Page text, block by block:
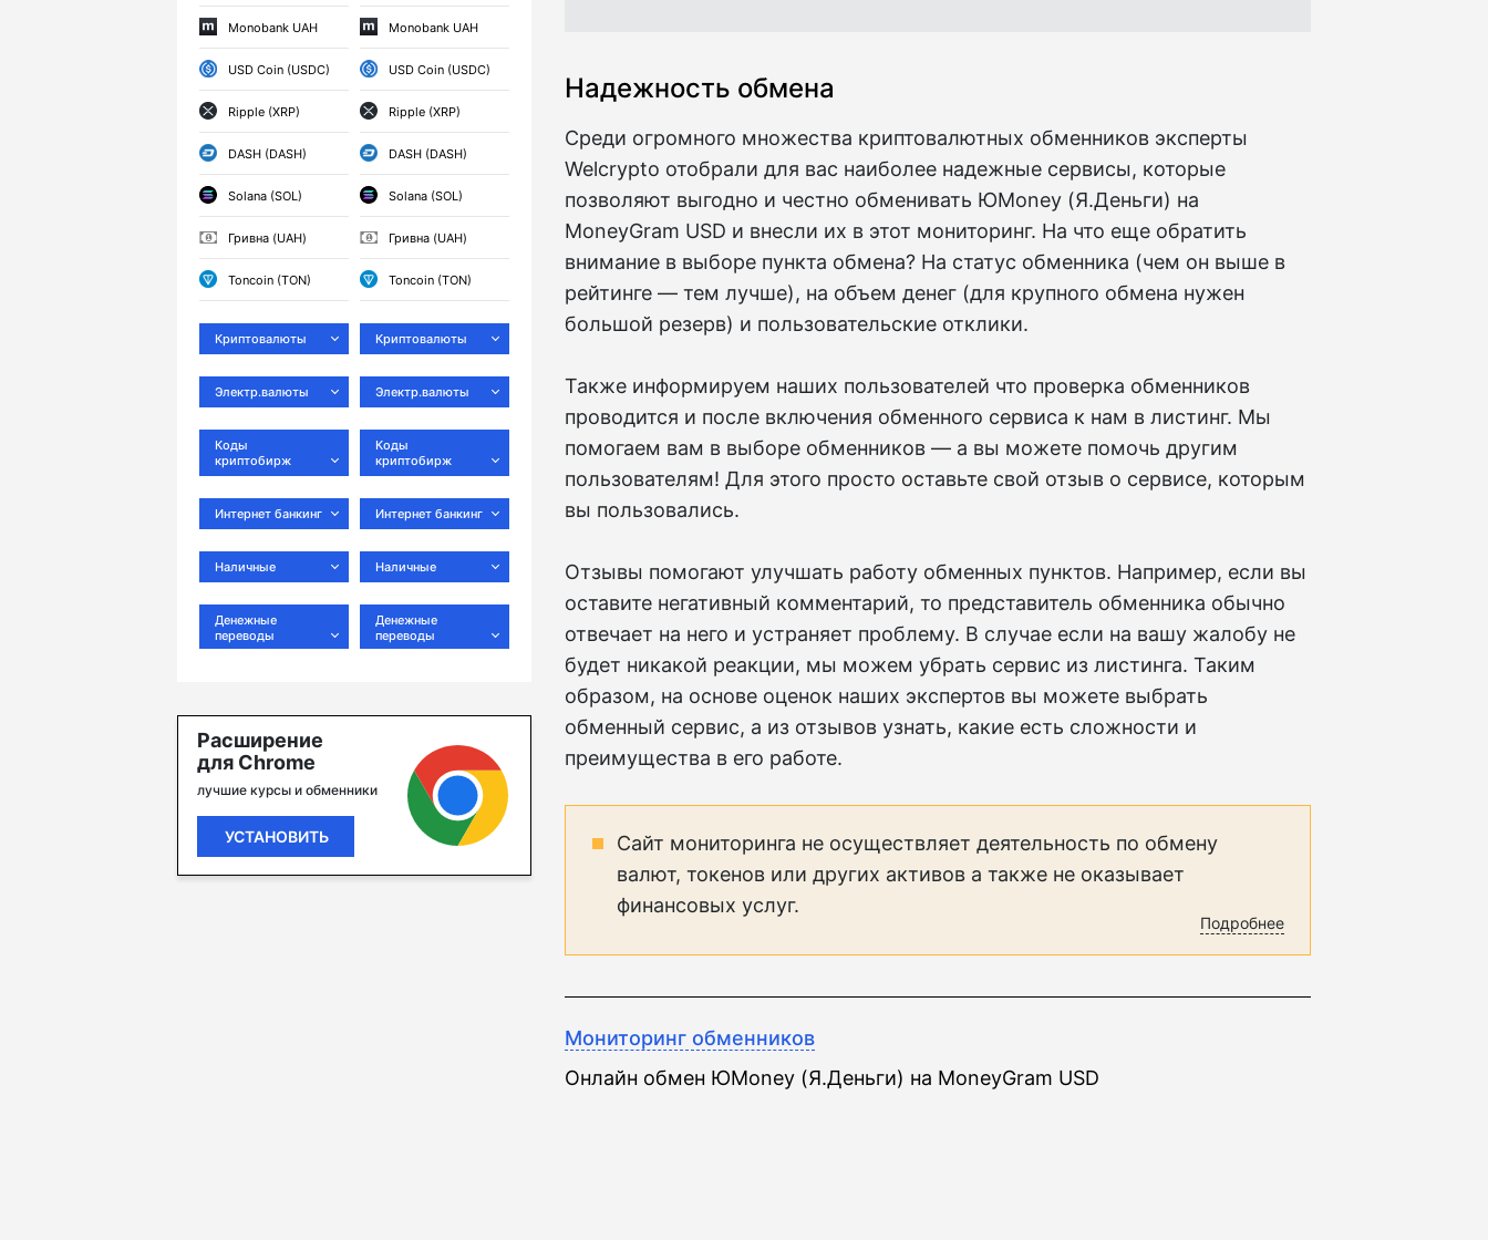
Monobank UAH
USD Coin (USDC)
Ripple (XRP)
DASH (DASH)
Solana (SOL)
Гривна (UAH)
Toncoin (TON)
Криптовалюты
Электр.валюты
Коды
криптобирж
Интернет банкинг
Наличные
Денежные
переводы
Monobank UAH
USD Coin (USDC)
Ripple (XRP)
DASH (DASH)
Solana (SOL)
Гривна (UAH)
Toncoin (TON)
Криптовалюты
Электр.валюты
Коды
криптобирж
Интернет банкинг
Наличные
Денежные
переводы
Расширение
для Chrome
лучшие курсы и обменники
УСТАНОВИТЬ
Надежность обмена
Среди огромного множества криптовалютных обменников эксперты
Welcrypto отобрали для вас наиболее надежные сервисы, которые
позволяют выгодно и честно обменивать ЮMoney (Я.Деньги) на
MoneyGram USD и внесли их в этот мониторинг. На что еще обратить
внимание в выборе пункта обмена? На статус обменника (чем он выше в
рейтинге — тем лучше), на объем денег (для крупного обмена нужен
большой резерв) и пользовательские отклики.
Также информируем наших пользователей что проверка обменников
проводится и после включения обменного сервиса к нам в листинг. Мы
помогаем вам в выборе обменников — а вы можете помочь другим
пользователям! Для этого просто оставьте свой отзыв о сервисе, которым
вы пользовались.
Отзывы помогают улучшать работу обменных пунктов. Например, если вы
оставите негативный комментарий, то представитель обменника обычно
отвечает на него и устраняет проблему. В случае если на вашу жалобу не
будет никакой реакции, мы можем убрать сервис из листинга. Таким
образом, на основе оценок наших экспертов вы можете выбрать
обменный сервис, а из отзывов узнать, какие есть сложности и
преимущества в его работе.
Сайт мониторинга не осуществляет деятельность по обмену
валют, токенов или других активов а также не оказывает
финансовых услуг.
Подробнее
Мониторинг обменников
Онлайн обмен ЮMoney (Я.Деньги) на MoneyGram USD